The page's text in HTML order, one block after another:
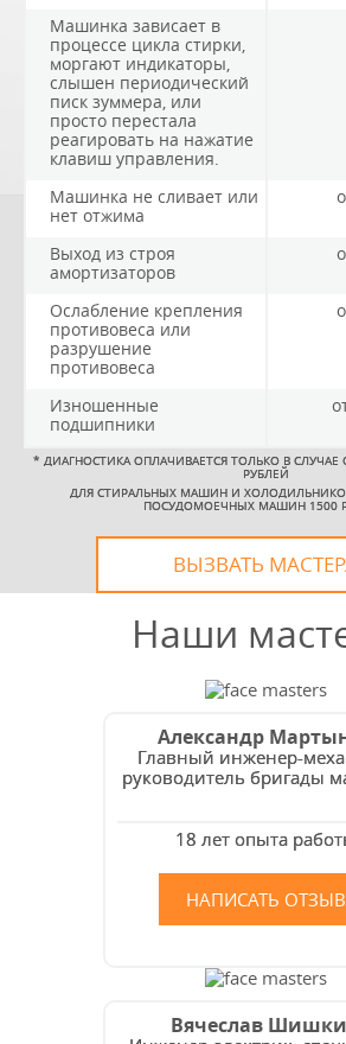
Машинка зависает в
процессе цикла стирки,
моргают индикаторы,
слышен периодический
писк зуммера, или
просто перестала
реагировать на нажатие
клавиш управления.
Машинка не сливает или
нет отжима
Выход из строя
амортизаторов
Ослабление крепления
противовеса или
разрушение
противовеса
Изношенные
подшипники
* ДИАГНОСТИКА ОПЛАЧИВАЕТСЯ ТОЛЬКО В СЛУЧАЕ
РУБЛЕЙ
ДЛЯ СТИРАЛЬНЫХ МАШИН И
ПОСУДОМОЕЧНЫХ МАШИН 1500
ВЫЗВАТЬ
Наши
Александр
Главный инженер-
руководитель бригады
18 лет опыта
НАПИСАТЬ ОТЗЫВ
Вячеслав